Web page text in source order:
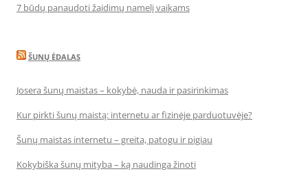
7 būdų panaudoti žaidimų namelį vaikams
ŠUNŲ ĖDALAS
Josera šunų maistas – kokybė, nauda ir pasirinkimas
Kur pirkti šunų maistą: internetu ar fizinėje parduotuvėje?
Šunų maistas internetu – greita, patogu ir pigiau
Kokybiška šunų mityba – ką naudinga žinoti